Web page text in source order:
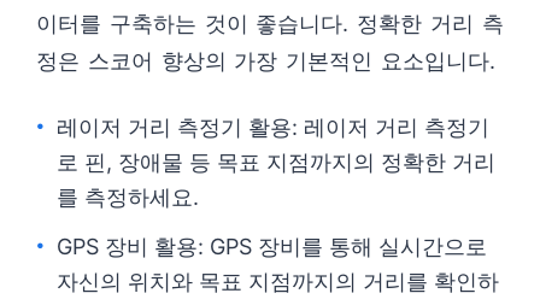
이터를 구축하는 것이 좋습니다. 정확한 거리 측
정은 스코어 향상의 가장 기본적인 요소입니다.
레이저 거리 측정기 활용: 레이저 거리 측정기
로 핀, 장애물 등 목표 지점까지의 정확한 거리
를 측정하세요.
GPS 장비 활용: GPS 장비를 통해 실시간으로
자신의 위치와 목표 지점까지의 거리를 확인하